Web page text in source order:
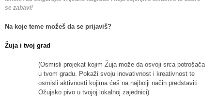
se zabavi!
Na koje teme možeš da se prijaviš?
Žuja i tvoj grad
(Osmisli projekat kojim Žuja može da osvoji srca potrošača
u tvom gradu. Pokaži svoju inovativnost i kreativnost te
osmisli aktivnosti kojima ćeš na najbolji način predstaviti
Ožujsko pivo u tvojoj lokalnoj zajednici)